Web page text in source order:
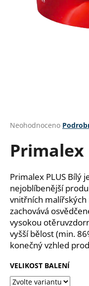
Průměrné
produktu
je
z
5
hvězdiček.
Neohodnoceno
Primalex
Primalex PLUS Bílý
nejoblíbenější
vnitřních
zachovává
vysokou
vyšší bělost (min.
konečný vzhled
VELIKOST BALENÍ
D
p
o
r
u
č
u
j
m
e